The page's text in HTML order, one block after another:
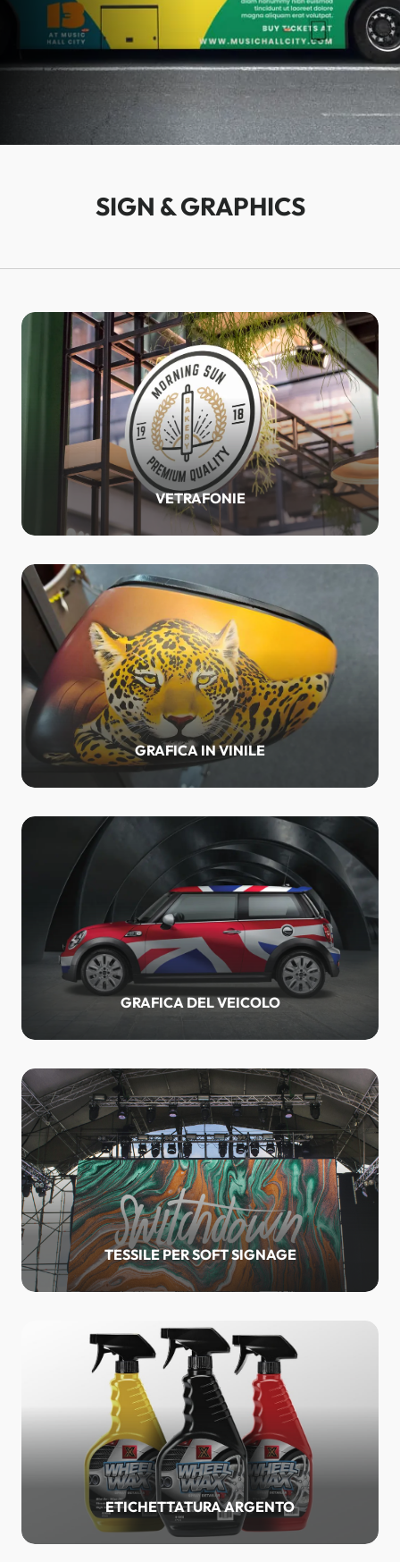
SIGN & GRAPHICS
VETRAFONIE
GRAFICA IN VINILE
GRAFICA DEL VEICOLO
TESSILE PER SOFT SIGNAGE
ETICHETTATURA ARGENTO